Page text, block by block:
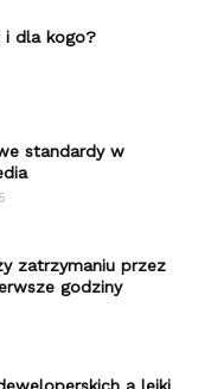
dla kogo?
standardy w
zatrzymaniu przez
godziny